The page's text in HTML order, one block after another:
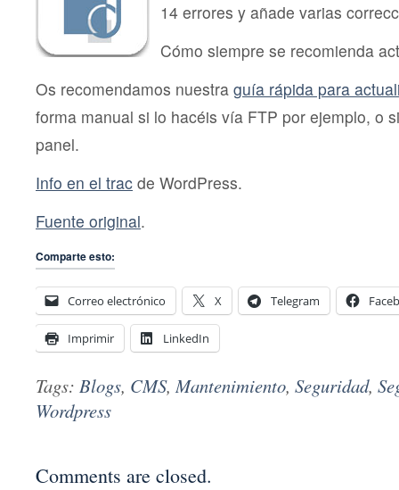
14 errores y añade varias
Cómo siempre se recomienda
Os recomendamos nuestra guía rápida para
forma manual si lo hacéis vía FTP por ejemplo, o
panel.
Info en el trac de WordPress.
Fuente original.
Comparte esto:
Correo electrónico X Telegram
Imprimir LinkedIn
Tags: Blogs, CMS,Mantenimiento, Seguridad,
Wordpress
Comments are closed.